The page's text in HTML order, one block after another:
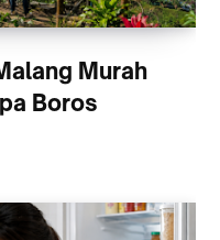
Murah
Boros